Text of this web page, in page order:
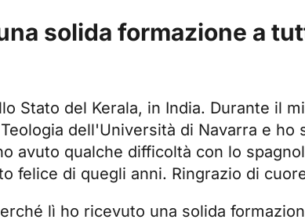
solida formazione a
Stato del Kerala, in India. Durante il
dell'Università di Navarra e ho
avuto qualche difficoltà con lo
felice di quegli anni. Ringrazio di
lì ho ricevuto una solida